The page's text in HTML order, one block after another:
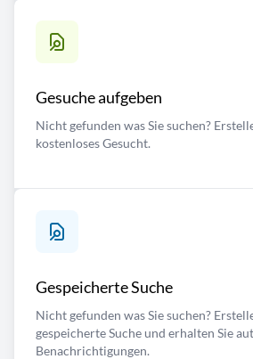
Gesuche aufgeben
Nicht gefunden was Sie suchen?
kostenloses Gesucht.
Gespeicherte Suche
Nicht gefunden was Sie suchen?
gespeicherte Suche und erhalten Sie
Benachrichtigungen.